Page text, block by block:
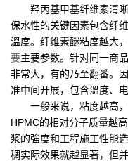
羟丙基甲基纤维素清晰
保水性的关键因素包含纤
溫度。纤维素醚粘度越大
要主要参数。针对同一商
非常大，有的乃至翻番。
准中间开展，包含溫度、电
一般来说，粘度越高，
HPMC的相对分子质量越
浆的強度和工程施工性能
稠实际效果就越显著，但